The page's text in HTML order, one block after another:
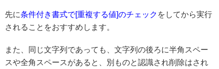
先に条件付き書式で[重複する値]のチェック をしてから実行
されることをおすすめします。
また、同じ文字列であっても、文字列の後ろに半角スペー
スや全角スペースがあると、別ものと認識され削除はされ